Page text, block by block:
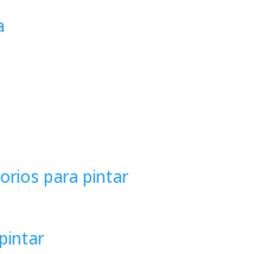
para pintar